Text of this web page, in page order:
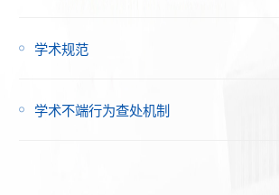
学术规范
学术不端行为查处机制